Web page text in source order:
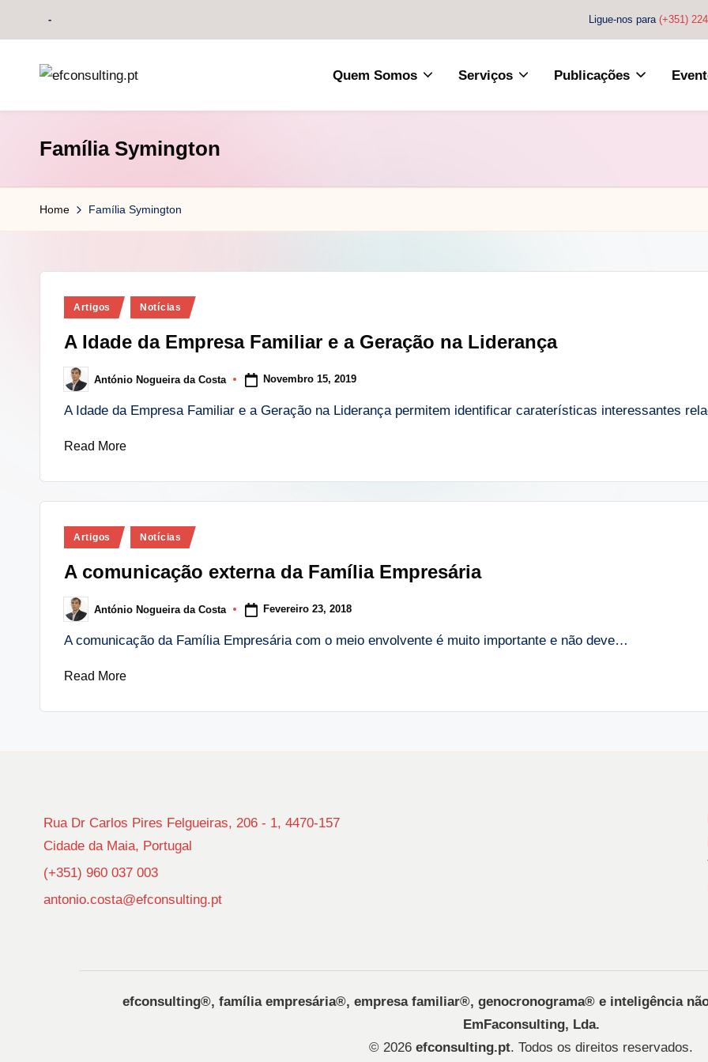
Skip
- Ligue-nos para (+351)
f
o
n
s
p
Quem Somos Serviços Publicações
Família Symington
Home Família Symington
Posted
Artigos Notícias
A Idade da Empresa Familiar e a Geração na Liderança
Posted
by
António Nogueira da Costa Novembro 15, 2019
A Idade da Empresa Familiar e a Geração na Liderança permitem identificar caraterísticas interessantes
Read More
Posted
Artigos Notícias
A comunicação externa da Família Empresária
Posted
by
António Nogueira da Costa Fevereiro 23, 2018
A comunicação da Família Empresária com o meio envolvente é muito importante e não deve…
Read More
Rua Dr Carlos Pires Felgueiras, 206 - 1, 4470-157
Cidade da Maia, Portugal
(+351) 960 037 003
antonio.costa@efconsulting.pt
efconsulting®️, família empresária®️, empresa familiar®️, genocronograma®️ e inteligência
EmFaconsulting, Lda.
© 2026 efconsulting.pt. Todos os direitos reservados.